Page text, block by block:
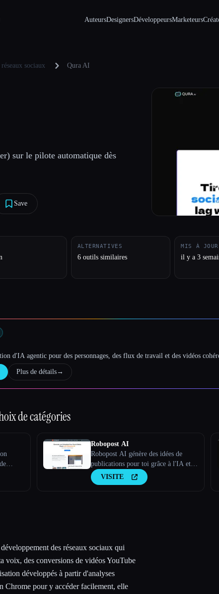
AuteursDesignersDéveloppeursMarketeurs
sociaux Qura AI
sur le pilote automatique dès
Save
ALTERNATIVES
6 outils similaires
MIS À JOUR
il y a 3
d'IA agentic pour des personnages, des flux de travail et des vidéos
Plus de détails→
de catégories
Robopost AI
Robopost AI génère des idées de
publications pour toi grâce à l'IA et
les publie et les planifie sur tes
comptes de réseaux sociaux.
VISITE
des réseaux sociaux qui
voix, des conversions de vidéos YouTube
développés à partir d'analyses
Chrome pour y accéder facilement, elle